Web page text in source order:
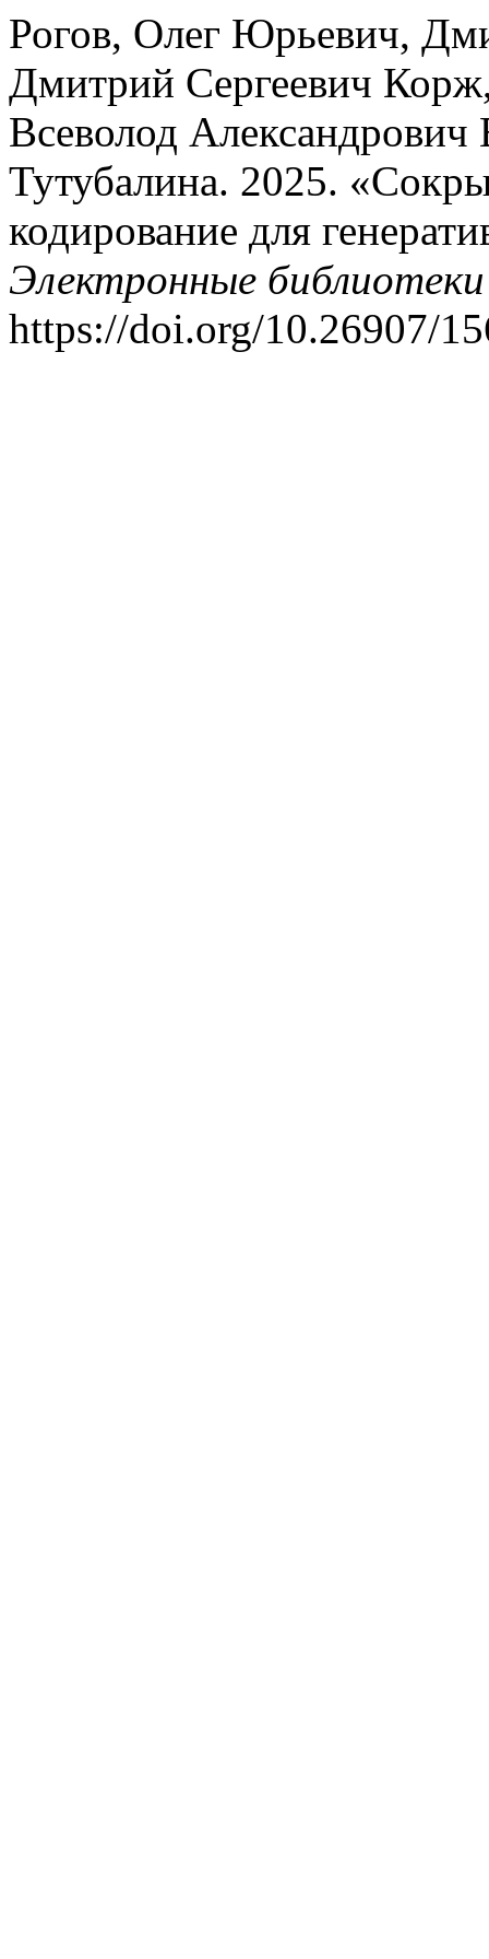
Рогов, Олег Юрьевич,
Дмитрий Сергеевич
Всеволод
Тутубалина. 2025.
кодирование для
Электронные библиотеки
https://doi.org/10.26907/